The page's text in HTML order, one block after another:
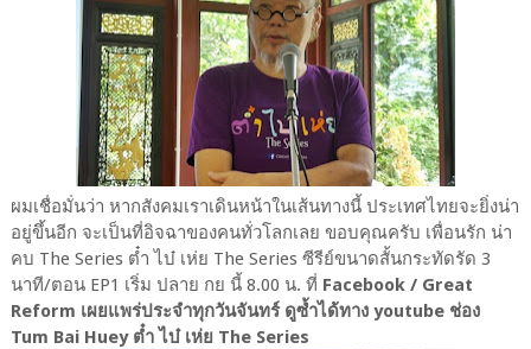
ผมเชื่อมั่นว่า หากสังคมเราเดินหน้าในเส้นทางนี้ ประเทศไทยจะยิ่งน่า
อยู่ขึ้นอีก จะเป็นที่อิจฉาของคนทั่วโลกเลย ขอบคุณครับ เพื่อนรัก น่า
คบ The Series ต๋ำ ไบ๋ เห่ย The Series ซีรีย์ขนาดสั้นกระทัดรัด 3
นาที/ตอน EP1 เริ่ม ปลาย กย นี้ 8.00 น. ที่ Facebook / Great
Reform เผยแพร่ประจำทุกวันจันทร์ ดูซ้ำได้ทาง youtube ช่อง
Tum Bai Huey ต๋ำ ไบ๋ เห่ย The Series